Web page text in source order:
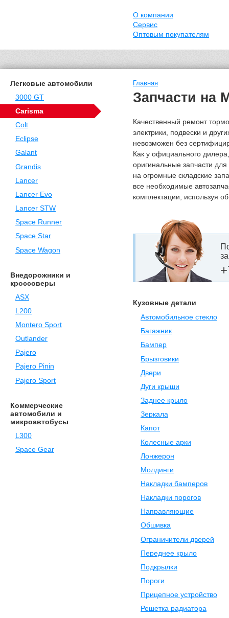
О компании
Сервис
Оптовым покупателям
Легковые автомобили
3000 GT
Carisma
Colt
Eclipse
Galant
Grandis
Lancer
Lancer Evo
Lancer STW
Space Runner
Space Star
Space Wagon
Внедорожники и
кроссоверы
ASX
L200
Montero Sport
Outlander
Pajero
Pajero Pinin
Pajero Sport
Коммерческие
автомобили и
микроавтобусы
L300
Space Gear
Главная
Запчасти на
Качественный ремонт
электрики, подвески и
невозможен без
Как у официального
оригинальные запчасти
на огромные складские
все необходимые
комплектации, используя
Кузовные детали
Автомобильное стекло
Багажник
Бампер
Брызговики
Двери
Дуги крыши
Заднее крыло
Зеркала
Капот
Колесные арки
Лонжерон
Молдинги
Накладки бамперов
Накладки порогов
Направляющие
Обшивка
Ограничители дверей
Переднее крыло
Подкрылки
Пороги
Прицепное устройство
Решетка радиатора